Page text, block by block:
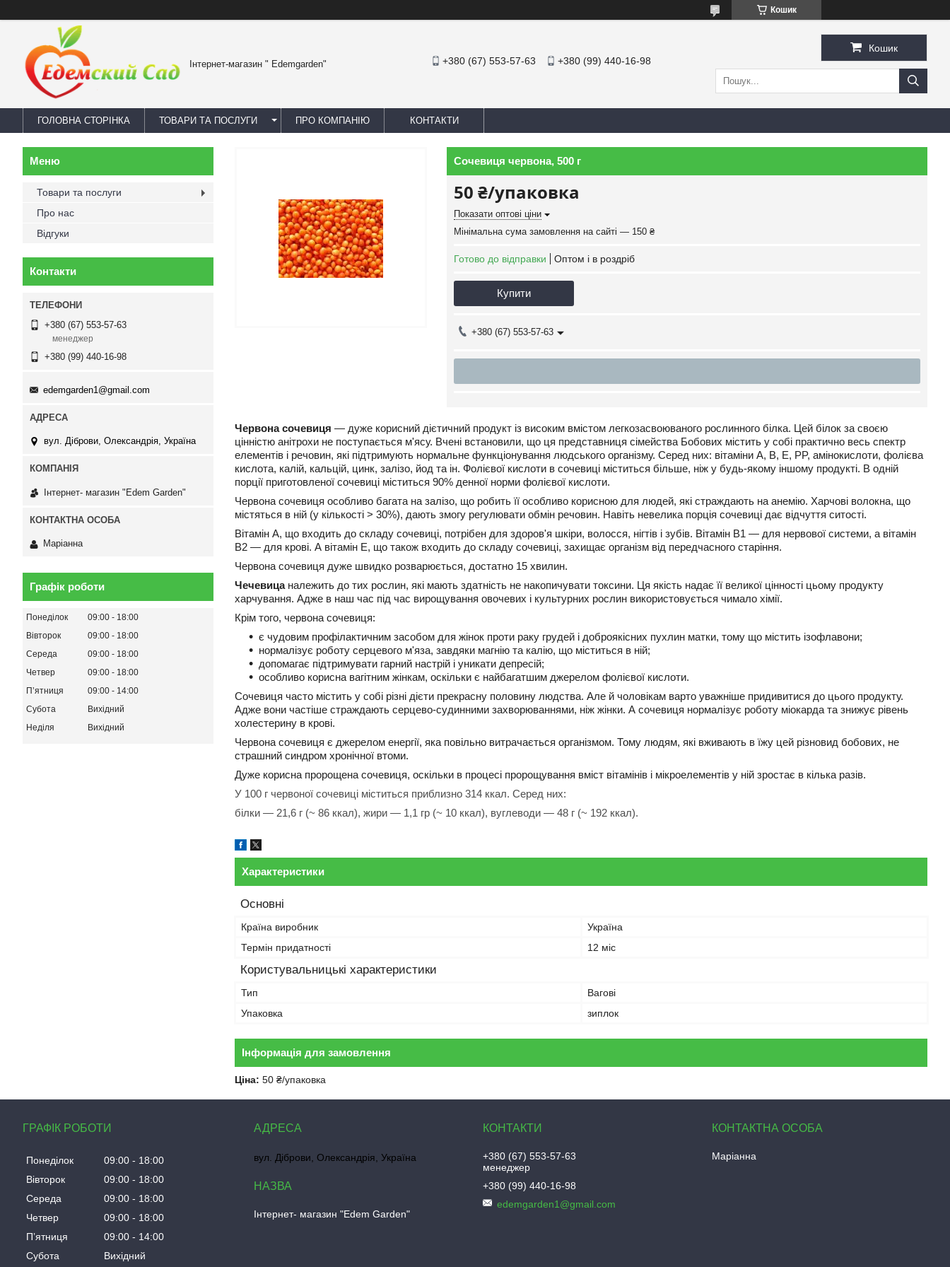
Кошик
Інтернет-магазин " Edemgarden" +380 (67) 553-57-63 +380 (99) 440-16-98
Кошик
ГОЛОВНА СТОРІНКА ТОВАРИ ТА ПОСЛУГИ ПРО КОМПАНІЮ КОНТАКТИ
Сочевиця червона, 500 г
50 ₴/упаковка
Показати оптові ціни
Мінімальна сума замовлення на сайті — 150 ₴
Готово до відправки Оптом і в роздріб
Купити
+380 (67) 553-57-63
Червона сочевиця — дуже корисний дієтичний продукт із високим вмістом легкозасвоюваного рослинного білка. Цей білок за своєю
цінністю анітрохи не поступається м'ясу. Вчені встановили, що ця представниця сімейства Бобових містить у собі практично весь спектр
елементів і речовин, які підтримують нормальне функціонування людського організму. Серед них: вітаміни А, В, Е, PP, амінокислоти, фолієва
кислота, калій, кальцій, цинк, залізо, йод та ін. Фолієвої кислоти в сочевиці міститься більше, ніж у будь-якому іншому продукті. В одній
порції приготовленої сочевиці міститься 90% денної норми фолієвої кислоти.
Червона сочевиця особливо багата на залізо, що робить її особливо корисною для людей, які страждають на анемію. Харчові волокна, що
містяться в ній (у кількості > 30%), дають змогу регулювати обмін речовин. Навіть невелика порція сочевиці дає відчуття ситості.
Вітамін А, що входить до складу сочевиці, потрібен для здоров'я шкіри, волосся, нігтів і зубів. Вітамін В1 — для нервової системи, а вітамін
В2 — для крові. А вітамін Е, що також входить до складу сочевиці, захищає організм від передчасного старіння.
Червона сочевиця дуже швидко розварюється, достатно 15 хвилин.
Чечевицаналежить до тих рослин, які мають здатність не накопичувати токсини. Ця якість надає її великої цінності цьому продукту
харчування. Адже в наш час під час вирощування овочевих і культурних рослин використовується чимало хімії.
Крім того, червона сочевиця:
є чудовим профілактичним засобом для жінок проти раку грудей і доброякісних пухлин матки, тому що містить ізофлавони;
нормалізує роботу серцевого м'яза, завдяки магнію та калію, що міститься в ній;
допомагає підтримувати гарний настрій і уникати депресій;
особливо корисна вагітним жінкам, оскільки є найбагатшим джерелом фолієвої кислоти.
Сочевиця часто містить у собі різні дієти прекрасну половину людства. Але й чоловікам варто уважніше придивитися до цього продукту.
Адже вони частіше страждають серцево-судинними захворюваннями, ніж жінки. А сочевиця нормалізує роботу міокарда та знижує рівень
холестерину в крові.
Червона сочевиця є джерелом енергії, яка повільно витрачається організмом. Тому людям, які вживають в їжу цей різновид бобових, не
страшний синдром хронічної втоми.
Дуже корисна пророщена сочевиця, оскільки в процесі пророщування вміст вітамінів і мікроелементів у ній зростає в кілька разів.
У 100 г червоної сочевиці міститься приблизно 314 ккал. Серед них:
білки — 21,6 г (~ 86 ккал), жири — 1,1 гр (~ 10 ккал), вуглеводи — 48 г (~ 192 ккал).
Характеристики
Основні
Країна виробник
Україна
Термін придатності
12 міс
Користувальницькі характеристики
Тип
Вагові
Упаковка
зиплок
Інформація для замовлення
Ціна: 50 ₴/упаковка
Товари та послуги
Про нас
Відгуки
Контакти
+380 (67) 553-57-63
менеджер
+380 (99) 440-16-98
edemgarden1@gmail.com
вул. Діброви, Олександрія, Україна
Інтернет- магазин "Edem Garden"
Маріанна
Графік роботи
Понеділок 09:00
18:00
Вівторок
09:00
18:00
Середа
09:00
18:00
Четвер
09:00
18:00
Пʼятниця
09:00
14:00
Субота
Вихідний
Неділя
Вихідний
ГРАФІК РОБОТИ
Понеділок 09:00
18:00
Вівторок
09:00
18:00
Середа
09:00
18:00
Четвер
09:00
18:00
Пʼятниця
09:00
14:00
Субота
Вихідний
вул. Діброви, Олександрія, Україна
Інтернет- магазин "Edem Garden"
+380 (67) 553-57-63
менеджер
+380 (99) 440-16-98
edemgarden1@gmail.com
Маріанна